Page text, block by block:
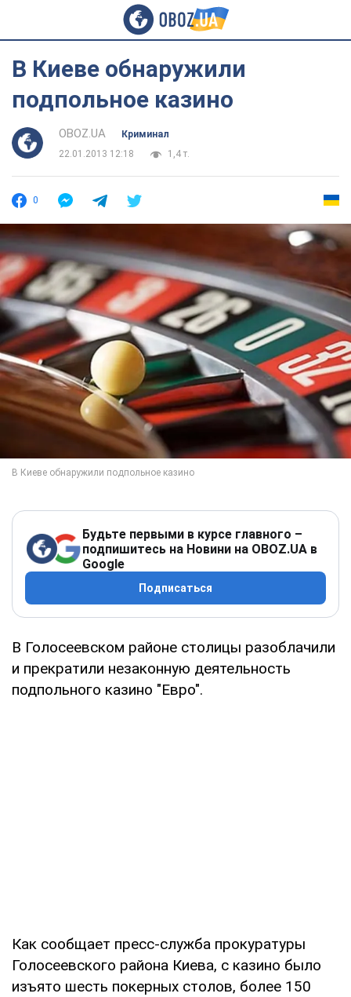
В Киеве обнаружили
подпольное казино
OBOZ.UA
Криминал
22.01.2013 12:18
1,4 т.
0
Будьте первыми в курсе главного –
подпишитесь на Новини на OBOZ.UA в
Google
Подписаться
В Голосеевском районе столицы разоблачили
и прекратили незаконную деятельность
подпольного казино "Евро".
Как сообщает пресс-служба прокуратуры
Голосеевского района Киева, с казино было
изъято шесть покерных столов, более 150